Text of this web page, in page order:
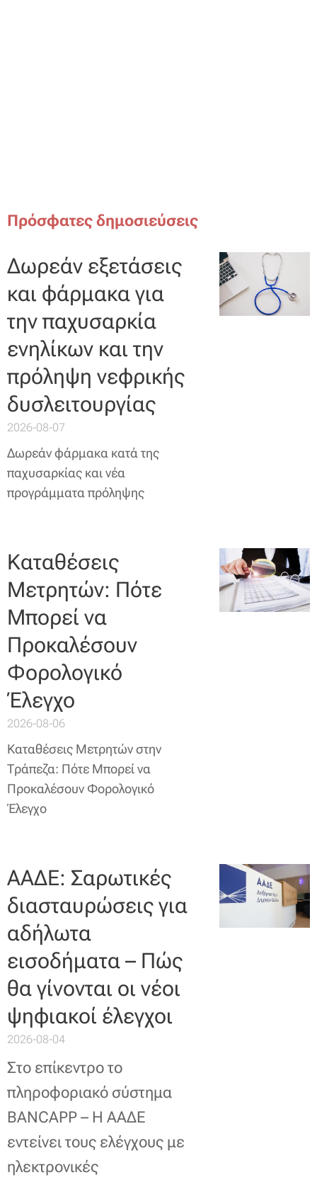
Πρόσφατες δημοσιεύσεις
Δωρεάν εξετάσεις
και φάρμακα για
την παχυσαρκία
ενηλίκων και την
πρόληψη νεφρικής
δυσλειτουργίας
2026-08-07
Δωρεάν φάρμακα κατά της
παχυσαρκίας και νέα
προγράμματα πρόληψης
Καταθέσεις
Μετρητών: Πότε
Μπορεί να
Προκαλέσουν
Φορολογικό
Έλεγχο
2026-08-06
Καταθέσεις Μετρητών στην
Τράπεζα: Πότε Μπορεί να
Προκαλέσουν Φορολογικό
Έλεγχο
ΑΑΔΕ: Σαρωτικές
διασταυρώσεις για
αδήλωτα
εισοδήματα – Πώς
θα γίνονται οι νέοι
ψηφιακοί έλεγχοι
2026-08-04
Στο επίκεντρο το
πληροφοριακό σύστημα
BANCAPP – Η ΑΑΔΕ
εντείνει τους ελέγχους με
ηλεκτρονικές